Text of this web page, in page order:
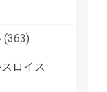
(363)
ロイス